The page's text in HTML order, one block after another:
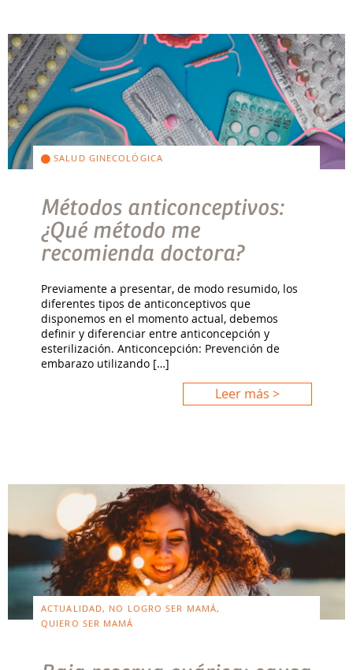
SALUD GINECOLÓGICA
Métodos anticonceptivos:
¿Qué método me
recomienda doctora?
Previamente a presentar, de modo resumido, los
diferentes tipos de anticonceptivos que
disponemos en el momento actual, debemos
definir y diferenciar entre anticoncepción y
esterilización. Anticoncepción: Prevención de
embarazo utilizando […]
Leer más >
ACTUALIDAD, NO LOGRO SER MAMÁ,
QUIERO SER MAMÁ